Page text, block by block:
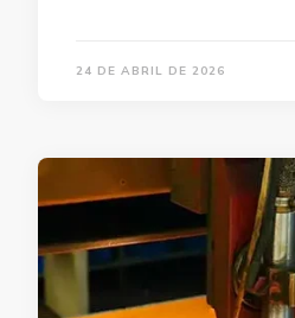
24 DE ABRIL DE 2026